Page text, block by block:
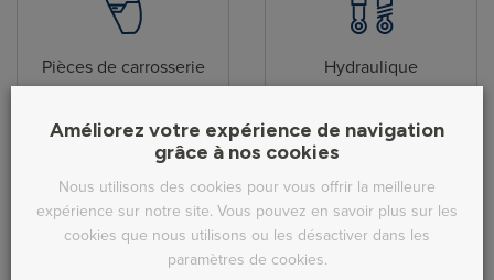
Pièces de carrosserie Hydraulique
Direction Echappement
Améliorez votre expérience de navigation
grâce à nos cookies
Nous utilisons des cookies pour vous offrir la meilleure
expérience sur notre site. Vous pouvez en savoir plus sur les
cookies que nous utilisons ou les désactiver dans les
paramètres de cookies.